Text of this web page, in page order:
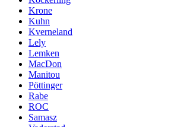
Krone
Kuhn
Kverneland
Lely
Lemken
MacDon
Manitou
Pöttinger
Rabe
ROC
Samasz